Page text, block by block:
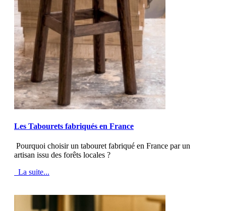
Les Tabourets fabriqués en France
Pourquoi choisir un tabouret fabriqué en France par un
artisan issu des forêts locales ?
La suite...